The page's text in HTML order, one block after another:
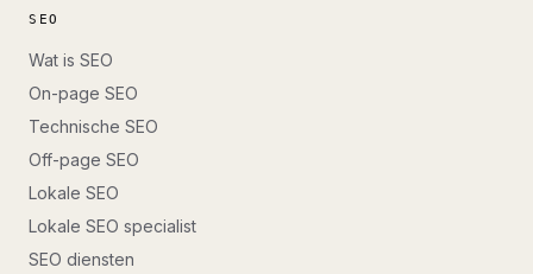
SEO
Wat is SEO
On-page SEO
Technische SEO
Off-page SEO
Lokale SEO
Lokale SEO specialist
SEO diensten